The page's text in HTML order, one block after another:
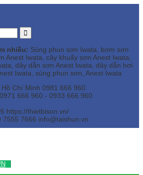
nhiều: Súng phun sơn Iwata, bơm sơn
Anest Iwata, cây khuấy sơn Anest Iwata,
dây dẫn sơn Anest Iwata, dây dẫn hơi
Iwata, súng phun sơn, Anest Iwata
Hồ Chí Minh 0981 666 960
666 960 - 0933 666 960
https://thietbison.vn/
7555 7666 info@taishun.vn